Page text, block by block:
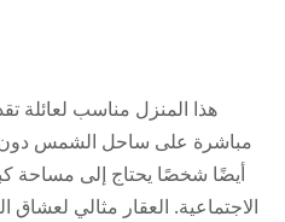
هذا المنزل مناسب لعائلة
مباشرة على ساحل الشمس دون
أيضًا شخصًا يحتاج إلى مساحة
الاجتماعية. العقار مثالي لعشاق